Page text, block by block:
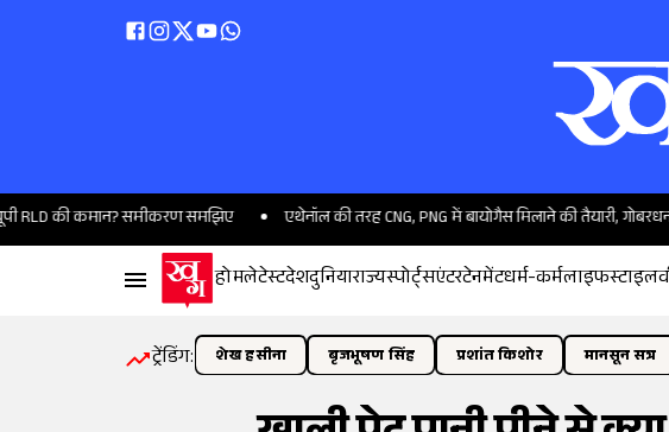
कमान? समीकरण समझिए एथेनॉल की तरह CNG, PNG में बायोगैस मिलाने की तैयारी, गोबरधन मिशन की
होमलेटेस्टदेशदुनियाराज्यस्पोर्ट्सएंटरटेनमेंटधर्म-कर्मलाइफस्टाइल
ट्रेंडिंग: शेख हसीना बृजभूषण सिंह प्रशांत किशोर मानसून सत्र